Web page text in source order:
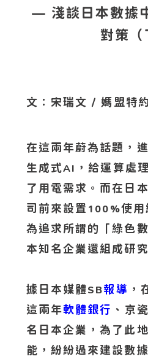
— 淺談日本數據
對策（
文：宋瑞文 / 媽盟特
在這兩年蔚為話題，
生成式AI ，給運算處
了用電需求。而在日
司前來設置 100%使用
為追求所謂的「綠色
本知名企業還組成研
據日本媒體SB報導 ，
這兩年軟體銀行 、京
名日本企業，為了此
能，紛紛過來建設數